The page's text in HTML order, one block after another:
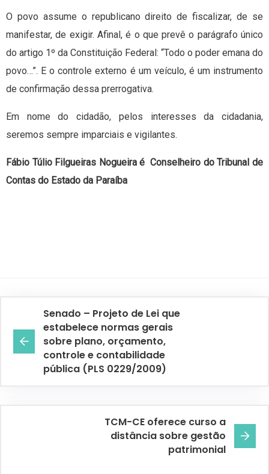
O povo assume o republicano direito de fiscalizar, de se
manifestar, de exigir. Afinal, é o que prevê o parágrafo único
do artigo 1º da Constituição Federal: “Todo o poder emana do
povo…”. E o controle externo é um veículo, é um instrumento
de confirmação dessa prerrogativa.
Em nome do cidadão, pelos interesses da cidadania,
seremos sempre imparciais e vigilantes.
Fábio Túlio Filgueiras Nogueira é Conselheiro do Tribunal de
Contas do Estado da Paraíba
Senado – Projeto de Lei que
estabelece normas gerais
sobre plano, orçamento,
controle e contabilidade
pública (PLS 0229/2009)
TCM-CE oferece curso a
distância sobre gestão
patrimonial